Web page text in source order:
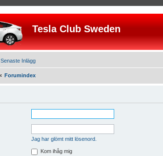
Tesla Club Sweden
Senaste Inlägg
Forumindex
Jag har glömt mitt lösenord.
Kom ihåg mig